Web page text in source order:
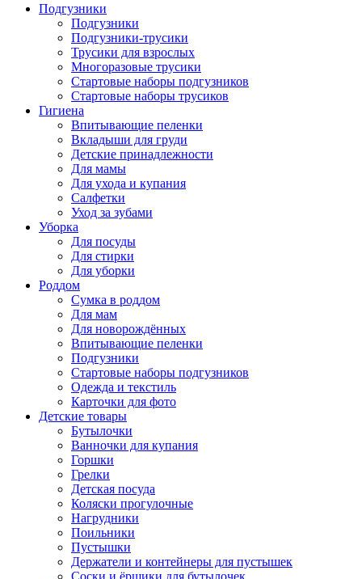
Подгузники
Подгузники
Подгузники-трусики
Трусики для взрослых
Многоразовые трусики
Стартовые наборы подгузников
Стартовые наборы трусиков
Гигиена
Впитывающие пеленки
Вкладыши для груди
Детские принадлежности
Для мамы
Для ухода и купания
Салфетки
Уход за зубами
Уборка
Для посуды
Для стирки
Для уборки
Роддом
Сумка в роддом
Для мам
Для новорождённых
Впитывающие пеленки
Подгузники
Стартовые наборы подгузников
Одежда и текстиль
Карточки для фото
Детские товары
Бутылочки
Ванночки для купания
Горшки
Грелки
Детская посуда
Коляски прогулочные
Нагрудники
Поильники
Пустышки
Держатели и контейнеры для пустышек
Соски и ёршики для бутылочек